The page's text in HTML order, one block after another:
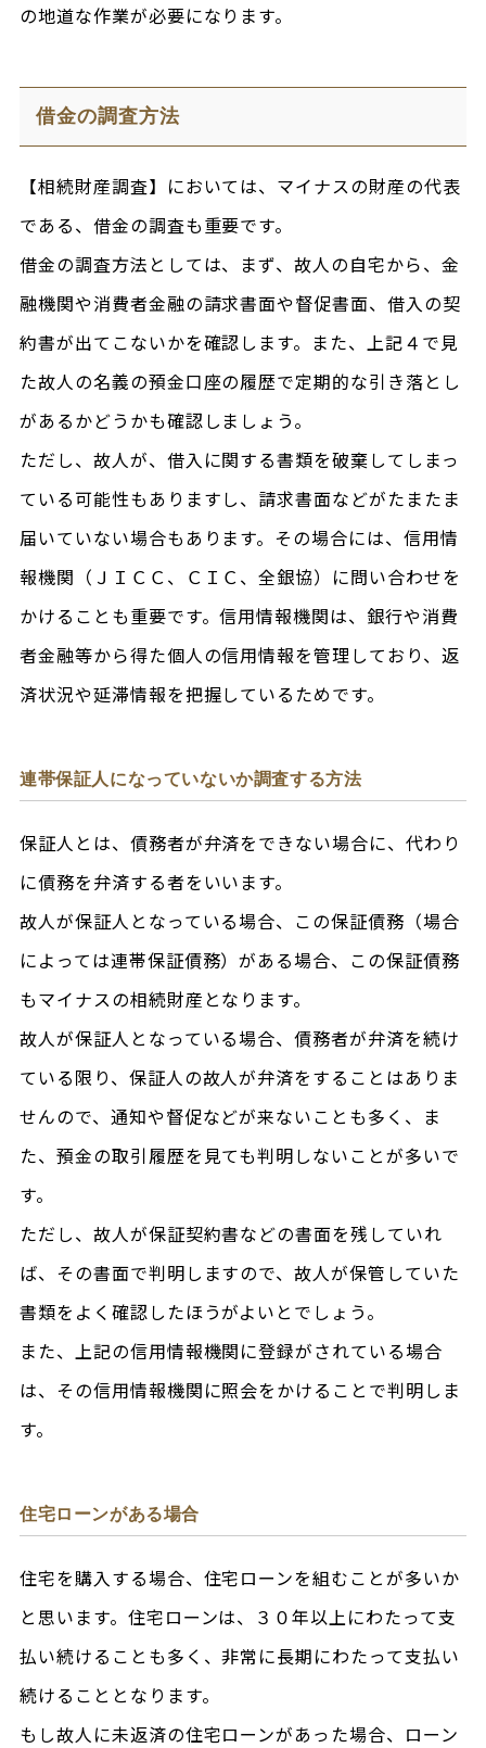
の地道な作業が必要になります。
借金の調査方法
【相続財産調査】においては、マイナスの財産の代表
である、借金の調査も重要です。
借金の調査方法としては、まず、故人の自宅から、金
融機関や消費者金融の請求書面や督促書面、借入の契
約書が出てこないかを確認します。また、上記４で見
た故人の名義の預金口座の履歴で定期的な引き落とし
があるかどうかも確認しましょう。
ただし、故人が、借入に関する書類を破棄してしまっ
ている可能性もありますし、請求書面などがたまたま
届いていない場合もあります。その場合には、信用情
報機関（ＪＩＣＣ、ＣＩＣ、全銀協）に問い合わせを
かけることも重要です。信用情報機関は、銀行や消費
者金融等から得た個人の信用情報を管理しており、返
済状況や延滞情報を把握しているためです。
連帯保証人になっていないか調査する方法
保証人とは、債務者が弁済をできない場合に、代わり
に債務を弁済する者をいいます。
故人が保証人となっている場合、この保証債務（場合
によっては連帯保証債務）がある場合、この保証債務
もマイナスの相続財産となります。
故人が保証人となっている場合、債務者が弁済を続け
ている限り、保証人の故人が弁済をすることはありま
せんので、通知や督促などが来ないことも多く、ま
た、預金の取引履歴を見ても判明しないことが多いで
す。
ただし、故人が保証契約書などの書面を残していれ
ば、その書面で判明しますので、故人が保管していた
書類をよく確認したほうがよいとでしょう。
また、上記の信用情報機関に登録がされている場合
は、その信用情報機関に照会をかけることで判明しま
す。
住宅ローンがある場合
住宅を購入する場合、住宅ローンを組むことが多いか
と思います。住宅ローンは、３０年以上にわたって支
払い続けることも多く、非常に長期にわたって支払い
続けることとなります。
もし故人に未返済の住宅ローンがあった場合、ローン